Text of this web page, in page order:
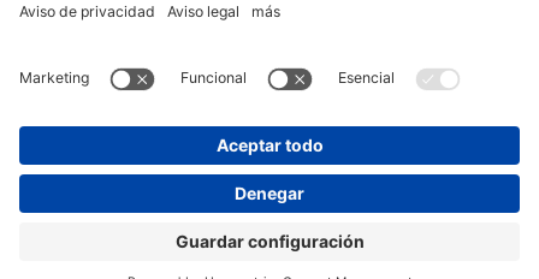
AVISO DE PRIVACIDAD
PIE DE IMPRENTA
CONDICIONES GENERALES DE CONTRATACIÓN
PROTECCIÓN DE DATOS